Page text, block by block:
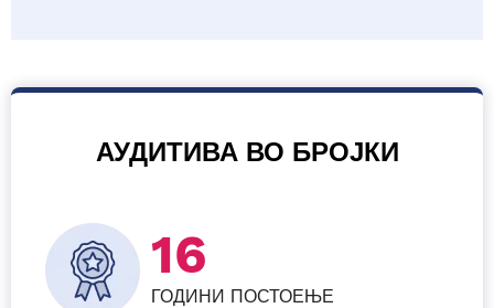
АУДИТИВА ВО БРОЈКИ
16
ГОДИНИ ПОСТОЕЊЕ